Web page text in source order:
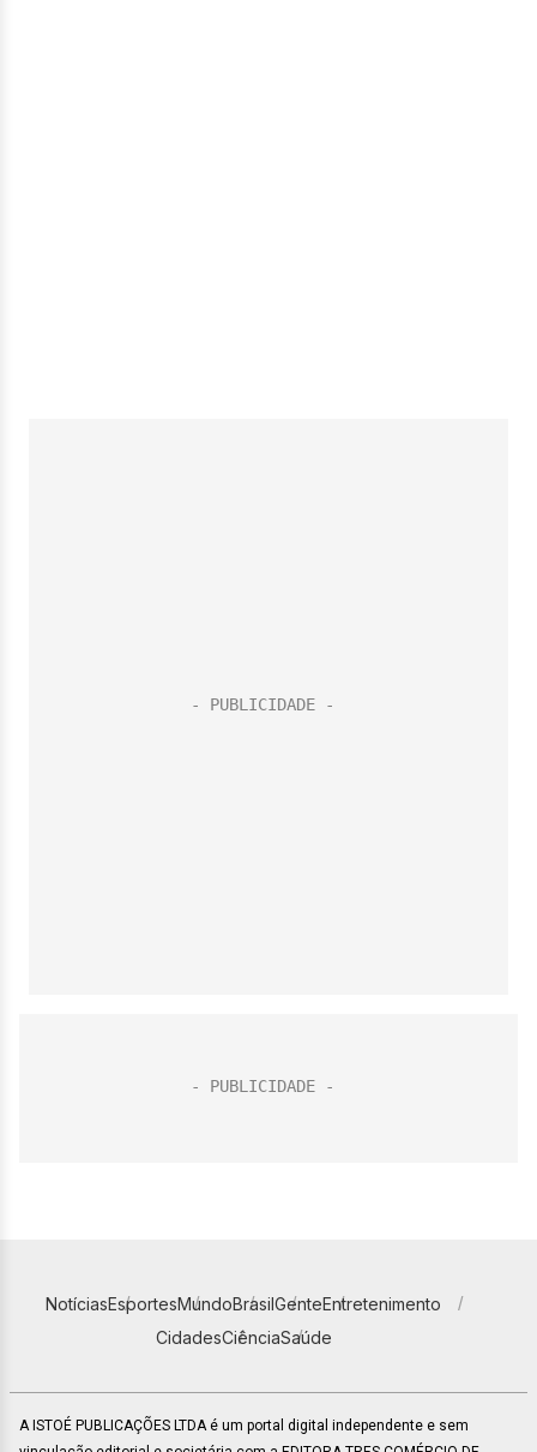
NotíciasEsportesMundoBrasilGenteEntretenimento
CidadesCiênciaSaúde
A ISTOÉ PUBLICAÇÕES LTDA é um portal digital independente e sem